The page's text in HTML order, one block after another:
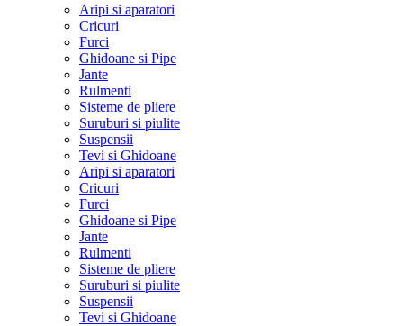
Aripi si aparatori
Cricuri
Furci
Ghidoane si Pipe
Jante
Rulmenti
Sisteme de pliere
Suruburi si piulite
Suspensii
Tevi si Ghidoane
Aripi si aparatori
Cricuri
Furci
Ghidoane si Pipe
Jante
Rulmenti
Sisteme de pliere
Suruburi si piulite
Suspensii
Tevi si Ghidoane